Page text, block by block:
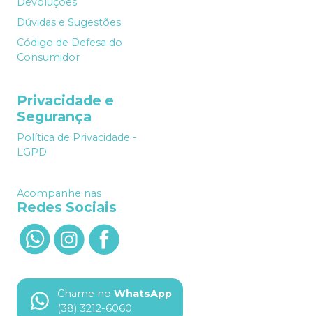
Dúvidas e Sugestões
Código de Defesa do
Consumidor
Privacidade e
Segurança
Política de Privacidade -
LGPD
Acompanhe nas
Redes Sociais
Chame no WhatsApp
(38) 3212-6060